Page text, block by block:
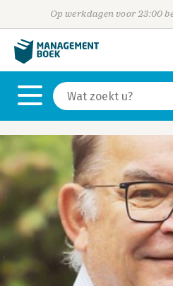
Op werkdagen voor 23:00